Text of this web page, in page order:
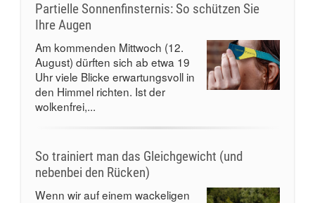
Partielle Sonnenfinsternis: So schützen Sie
Ihre Augen
Am kommenden Mittwoch (12.
August) dürften sich ab etwa 19
Uhr viele Blicke erwartungsvoll in
den Himmel richten. Ist der
wolkenfrei,...
So trainiert man das Gleichgewicht (und
nebenbei den Rücken)
Wenn wir auf einem wackeligen